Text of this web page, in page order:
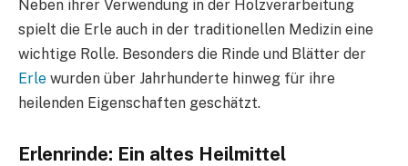
Neben ihrer Verwendung in der Holzverarbeitung
spielt die Erle auch in der traditionellen Medizin eine
wichtige Rolle. Besonders die Rinde und Blätter der
Erle wurden über Jahrhunderte hinweg für ihre
heilenden Eigenschaften geschätzt.
Erlenrinde: Ein altes Heilmittel